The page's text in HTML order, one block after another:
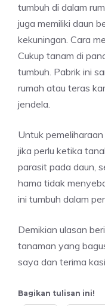
tumbuh di dalam
juga memiliki daun
kekuningan. Cara
Cukup tanam di
tumbuh. Pabrik ini
rumah atau teras
jendela.
Untuk
jika perlu ketika
parasit pada daun,
hama tidak
ini tumbuh dalam
Demikian ulasan
tanaman yang
saya dan terima
Bagikan tulisan ini!